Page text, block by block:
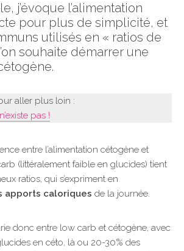
j’évoque l’alimentation
pour plus de simplicité, et
utilisés en « ratios de
souhaite démarrer une
aller plus loin :
pas !
entre l’alimentation cétogène et
(littéralement faible en glucides) tient
ratios, qui s’expriment en
apports caloriques de la journée.
donc entre low carb et cétogène, avec
en céto, là ou 20-30% des